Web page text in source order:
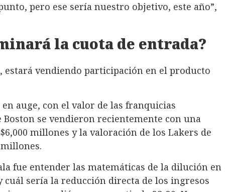
pero ese sería nuestro objetivo, este año”,
la cuota de entrada?
estará vendiendo participación en el producto
auge, con el valor de las franquicias
Boston se vendieron recientemente con una
millones y la valoración de los Lakers de
millones.
fue entender las matemáticas de la dilución en
sería la reducción directa de los ingresos